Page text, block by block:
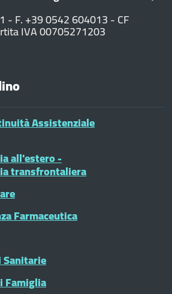
- F. +39 0542 604013 - CF
IVA 00705271203
Assistenziale
all'estero -
transfrontaliera
Farmaceutica
Famiglia